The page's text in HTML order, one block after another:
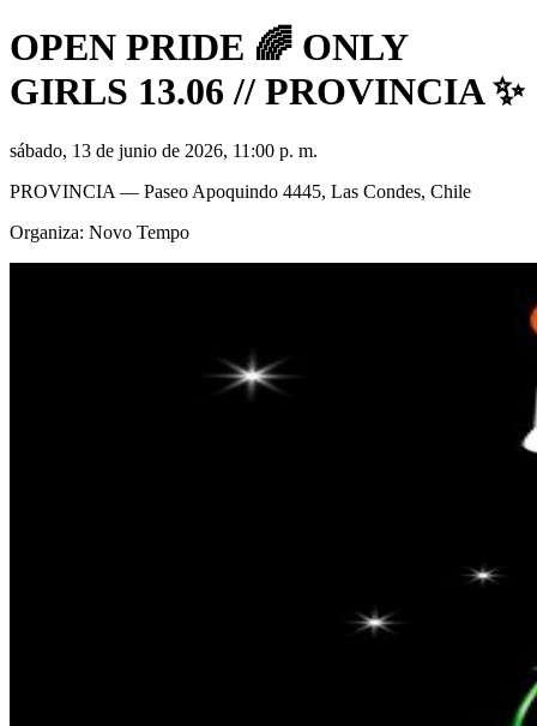
OPEN PRIDE 🌈 ONLY
GIRLS 13.06 // PROVINCIA ✨
sábado, 13 de junio de 2026, 11:00 p. m.
PROVINCIA — Paseo Apoquindo 4445, Las Condes, Chile
Organiza: Novo Tempo